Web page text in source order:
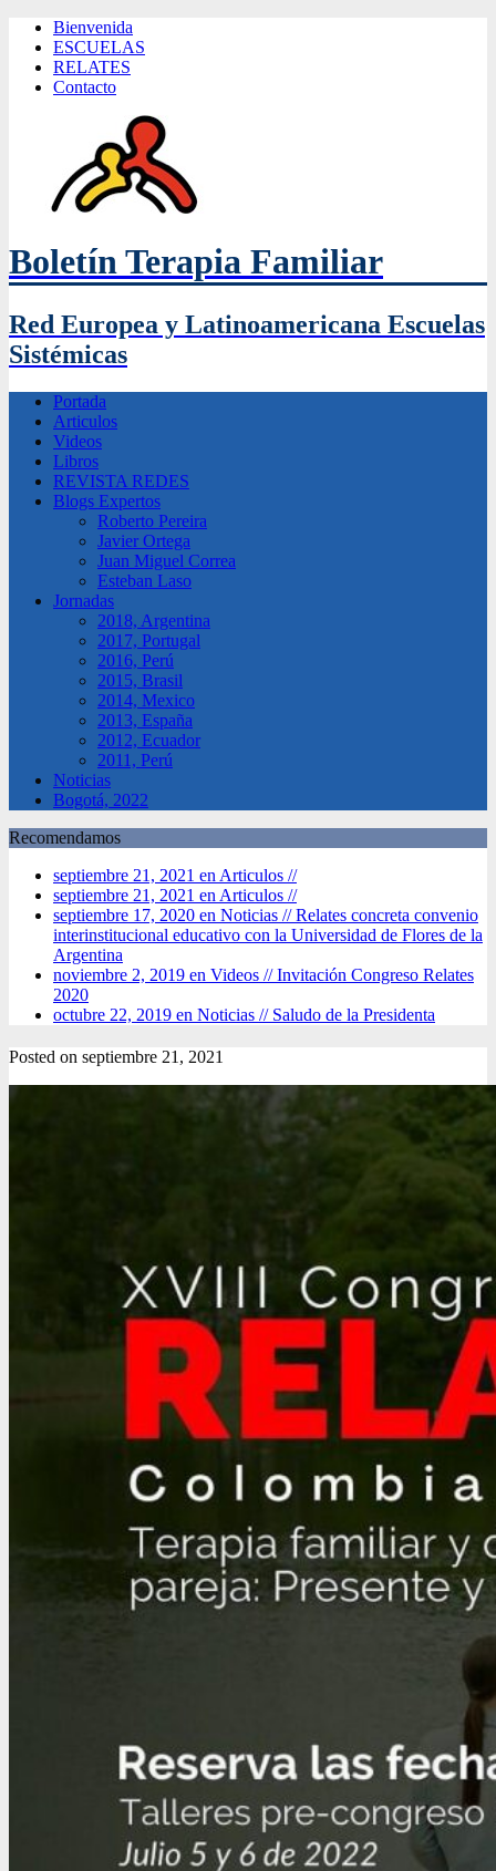
Bienvenida
ESCUELAS
RELATES
Contacto
Boletín Terapia Familiar
Red Europea y Latinoamericana Escuelas
Sistémicas
Portada
Articulos
Videos
Libros
REVISTA REDES
Blogs Expertos
Roberto Pereira
Javier Ortega
Juan Miguel Correa
Esteban Laso
Jornadas
2018, Argentina
2017, Portugal
2016, Perú
2015, Brasil
2014, Mexico
2013, España
2012, Ecuador
2011, Perú
Noticias
Bogotá, 2022
Recomendamos
septiembre 21, 2021 en Articulos //
septiembre 21, 2021 en Articulos //
septiembre 17, 2020 en Noticias //Relates concreta convenio
interinstitucional educativo con la Universidad de Flores de la
Argentina
noviembre 2, 2019 en Videos //Invitación Congreso Relates
2020
octubre 22, 2019 en Noticias // Saludo de la Presidenta
Posted on septiembre 21, 2021